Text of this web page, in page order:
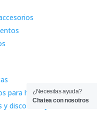
para herramientas eléctricas
y discos de lija
¿Necesitas ayuda?
Chatea con nosotros